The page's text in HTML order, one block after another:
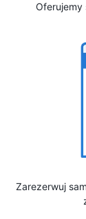
Oferujemy
Zarezerwuj